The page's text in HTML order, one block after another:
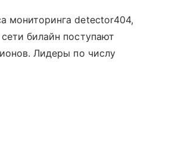
мониторинга detector404,
билайн поступают
Лидеры по числу